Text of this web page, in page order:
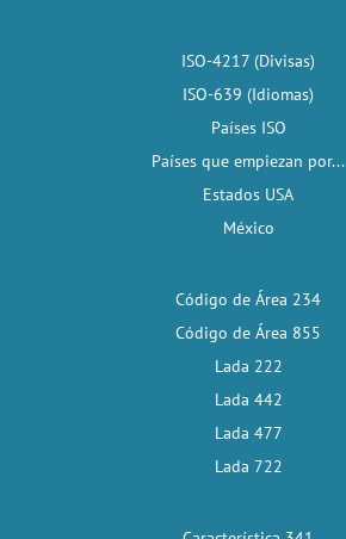
ISO-4217 (Divisas)
ISO-639 (Idiomas)
Países ISO
Países que empiezan por...
Estados USA
México
Código de Área 234
Código de Área 855
Lada 222
Lada 442
Lada 477
Lada 722